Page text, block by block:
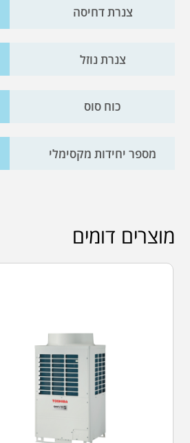
צנרת דחיסה
צנרת נוזל
כוח סוס
מספר יחידות מקסימלי
מוצרים דומים